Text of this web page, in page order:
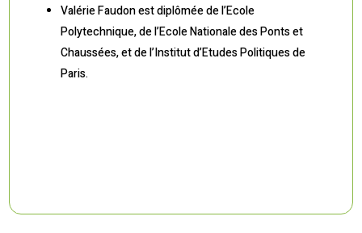
ValérieFaudonest diplômée de l’Ecole
Polytechnique, de l’Ecole Nationale des Ponts et
Chaussées, et de l’Institut d’Etudes Politiques de
Paris.